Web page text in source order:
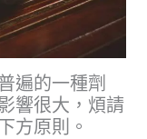
遍的一種劑
響很大，煩請
方原則。